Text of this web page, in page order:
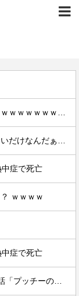
症で死亡
ｗｗｗｗ
症で死亡